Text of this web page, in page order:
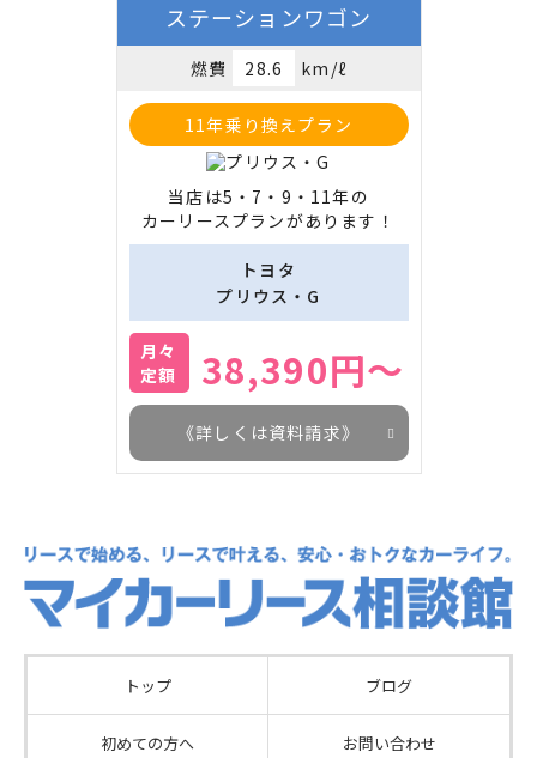
ステーションワゴン
燃費 28.6 km/ℓ
11年乗り換えプラン
当店は5・7・9・11年の
カーリースプランがあります！
トヨタ
プリウス・G
月々
定額
38,390円～
《詳しくは資料請求》
トップ ブログ
初めての方へ お問い合わせ